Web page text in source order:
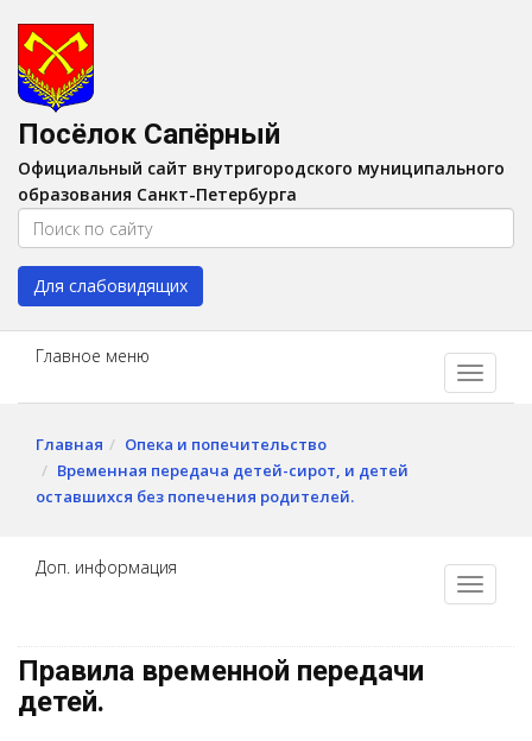
Изображения:
Цвет:A A
Посёлок Сапёрный
Официальный сайт внутригородского муниципального
образования Санкт-Петербурга
Для слабовидящих
Главное меню
Главная
Опека и попечительство
Временная передача детей-сирот, и детей
оставшихся без попечения родителей.
Доп. информация
Правила временной передачи
детей.